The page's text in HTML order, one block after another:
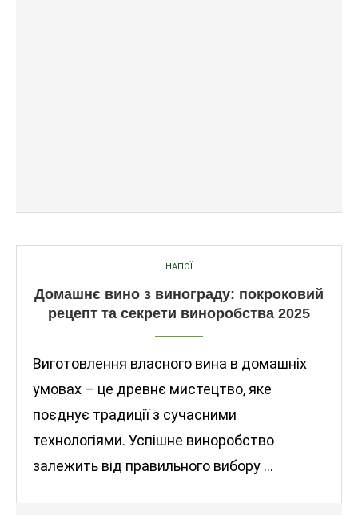
НАПОЇ
Домашнє вино з винограду: покроковий
рецепт та секрети виноробства 2025
Виготовлення власного вина в домашніх
умовах – це древнє мистецтво, яке
поєднує традиції з сучасними
технологіями. Успішне виноробство
залежить від правильного вибору …